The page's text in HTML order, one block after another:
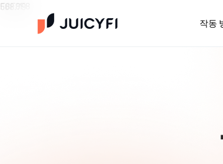
작동
568.79
F8F8F8